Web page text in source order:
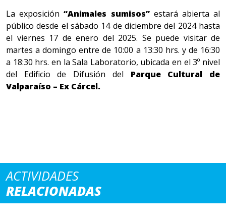
La exposición“Animales sumisos”estará abierta al
público desde el sábado 14 de diciembre del 2024 hasta
el viernes 17 de enero del 2025. Se puede visitar de
martes a domingo entre de 10:00 a 13:30 hrs. y de 16:30
a 18:30 hrs. en la Sala Laboratorio, ubicada en el 3º nivel
del Edificio de Difusión del Parque Cultural de
Valparaíso – Ex Cárcel.
ACTIVIDADES
RELACIONADAS